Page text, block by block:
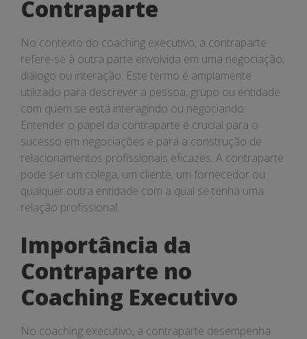
Contraparte
No contexto do coaching executivo, a contraparte
refere-se à outra parte envolvida em uma negociação,
diálogo ou interação. Este termo é amplamente
utilizado para descrever a pessoa, grupo ou entidade
com quem se está interagindo ou negociando.
Entender o papel da contraparte é crucial para o
sucesso em negociações e para a construção de
relacionamentos profissionais eficazes. A contraparte
pode ser um colega, um cliente, um fornecedor ou
qualquer outra entidade com a qual se tenha uma
relação profissional.
Importância da
Contraparte no
Coaching Executivo
No coaching executivo, a contraparte desempenha